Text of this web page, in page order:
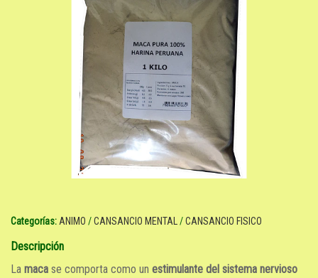
Categorías: ANIMO /CANSANCIO MENTAL /CANSANCIO FISICO
Descripción
La maca se comporta como un estimulante del sistema nervioso